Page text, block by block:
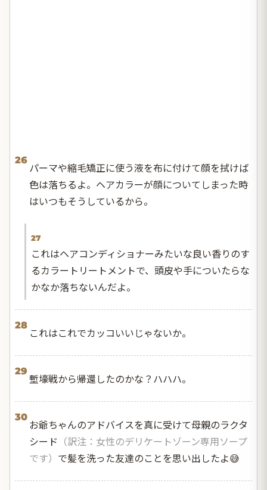
26
パーマや縮毛矯正に使う液を布に付けて顔を拭けば
色は落ちるよ。ヘアカラーが顔についてしまった時
はいつもそうしているから。
27
これはヘアコンディショナーみたいな良い香りのす
るカラートリートメントで、頭皮や手についたらな
かなか落ちないんだよ。
28
これはこれでカッコいいじゃないか。
29
塹壕戦から帰還したのかな？ハハハ。
30
お爺ちゃんのアドバイスを真に受けて母親のラクタ
シード （訳注：女性のデリケートゾーン専用ソープ
です） で髪を洗った友達のことを思い出したよ😅